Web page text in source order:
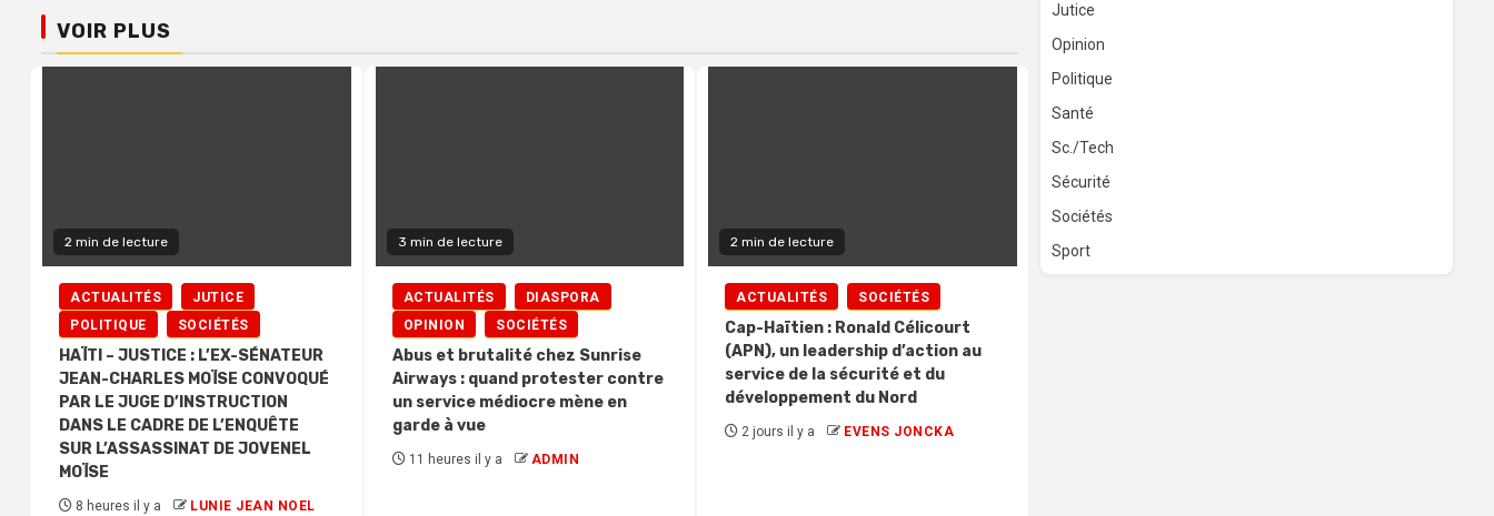
VOIR PLUS
2 min de lecture
ACTUALITÉS
JUTICE
POLITIQUE
SOCIÉTÉS
HAÏTI – JUSTICE : L’EX-SÉNATEUR
JEAN-CHARLES MOÏSE CONVOQUÉ
PAR LE JUGE D’INSTRUCTION
DANS LE CADRE DE L’ENQUÊTE
SUR L’ASSASSINAT DE JOVENEL
MOÏSE
8 heures il y a LUNIE JEAN NOEL
3 min de lecture
ACTUALITÉS
DIASPORA
OPINION
SOCIÉTÉS
Abus et brutalité chez Sunrise
Airways : quand protester contre
un service médiocre mène en
garde à vue
11 heures il y a ADMIN
2 min de lecture
ACTUALITÉS SOCIÉTÉS
Cap-Haïtien : Ronald Célicourt
(APN), un leadership d’action au
service de la sécurité et du
développement du Nord
2 jours il y a EVENS JONCKA
Jutice
Opinion
Politique
Santé
Sc./Tech
Sécurité
Sociétés
Sport